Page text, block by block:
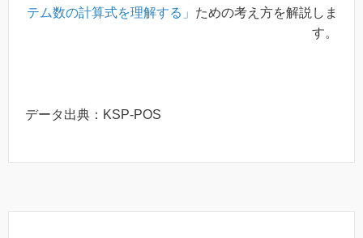
テム数の計算式を理解する」 ための考え方を解説しま
す。
データ出典：KSP-POS